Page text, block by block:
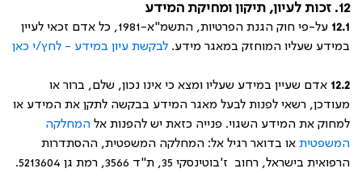
12. זכות לעיון, תיקון ומחיקת המידע
12.1
על-פי חוק הגנת הפרטיות, התשמ"א-1981, כל אדם זכאי לעיין
במידע שעליו המוחזק במאגר מידע. לבקשת עיון במידע - לחץ/י כאן
12.2 אדם שעיין במידע שעליו ומצא כי אינו נכון, שלם, ברור או
מעודכן, רשאי לפנות לבעל מאגר המידע בבקשה לתקן את המידע או
למחוק את המידע השגוי. פנייה כזאת יש להפנות אל המחלקה
המשפטית או בדואר רגיל אל: המחלקה המשפטית, ההסתדרות
הרפואית בישראל, רחוב ז'בוטינסקי 35, ת"ד 3566, רמת גן 5213604.